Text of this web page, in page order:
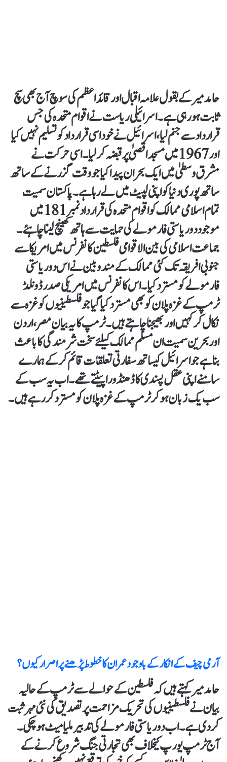
حامد میر کے بقول علامہ اقبال اور قائد اعظم کی سوچ آج بھی سچ
ثابت ہو رہی ہے۔ اسرائیلی ریاست نے اقوام متحدہ کی جس
قرارداد سے جنم لیا، اسرائیل نے خود اسی قرارداد کو تسلیم نہیں کیا
اور 1967 میں مسجد اقصیٰ پر قبضہ کر لیا۔ اسی حرکت نے
مشرق وسطیٰ میں ایک بحران پیدا کیا جو وقت گزرنے کے ساتھ
ساتھ پوری دنیا کو اپنی لپیٹ میں لے رہا ہے۔ پاکستان سمیت
تمام اسلامی ممالک کو اقوام متحدہ کی قرار داد نمبر 181 میں
موجود دو ریاستی فارمولے کی حمایت سے ہاتھ کھینچ لینا چاہئے۔
جماعت اسلامی کی بین الاقوامی فلسطین کانفرنس میں امریکا سے
جنوبی افریقہ تک کئی ممالک کے مندوبین نے اس دو ریاستی
فارمولے کو مسترد کیا۔ اس کانفرنس میں امریکی صدر ڈونلڈ
ٹرمپ کے غزہ پلان کوبھی مسترد کیا گیا جو فلسطینیوں کو غزہ سے
نکال کر کہیں اور بھیجنا چاہتے ہیں۔ ٹرمپ کا یہ بیان مصر، اردن
اور بحرین سمیت ان مسلم ممالک کیلئے سخت شرمندگی کا باعث
بنا ہے جو اسرائیل کیساتھ سفارتی تعلقات قائم کرکے ہمارے
سامنے اپنی عقل پسندی کا ڈھنڈورا پیٹتے تھے۔ اب یہ سب کے
سب یک زبان ہو کر ٹرمپ کے غزہ پلان کو مسترد کر رہے ہیں۔
آرمی چیف کے انکار کے باوجود عمران کا خطوط پڑھنے پر اصرار کیوں ؟
حامد میر کہتے ہیں کہ فلسطین کے حوالے سے ٹرمپ کے حالیہ
بیان نے فلسطینیوں کی تحریک مزاحمت پر تصدیق کی نئی مہر ثبت
کردی ہے۔ اب دو ریاستی فارمولے کی تدبیر ملیامیٹ ہو چکی۔
آج ٹرمپ یورپ کیخلاف بھی تجارتی جنگ شروع کرنے کے